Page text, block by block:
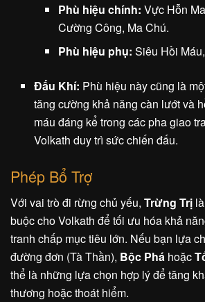
Phù hiệu chính: Vực Hỗn
Cường Công, Ma Chú.
Phù hiệu phụ: Siêu Hồi
Đấu Khí: Phù hiệu này cũng là
tăng cường khả năng càn lướt và
máu đáng kể trong các pha giao
Volkath duy trì sức chiến đấu.
Phép Bổ Trợ
Với vai trò đi rừng chủ yếu, Trừng Trị
buộc cho Volkath để tối ưu hóa khả
tranh chấp mục tiêu lớn. Nếu bạn lựa
đường đơn (Tà Thần), Bộc Phá hoặc
thể là những lựa chọn hợp lý để tăng
thương hoặc thoát hiểm.